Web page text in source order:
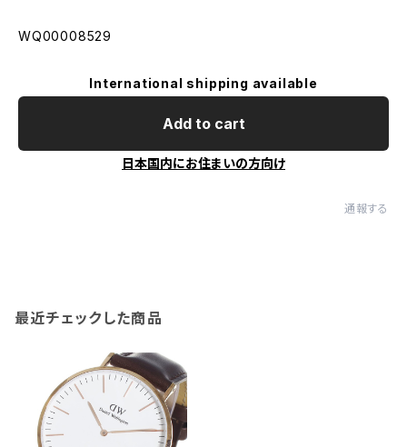
WQ00008529
International shipping available
Add to cart
日本国内にお住まいの方向け
通報する
最近チェックした商品